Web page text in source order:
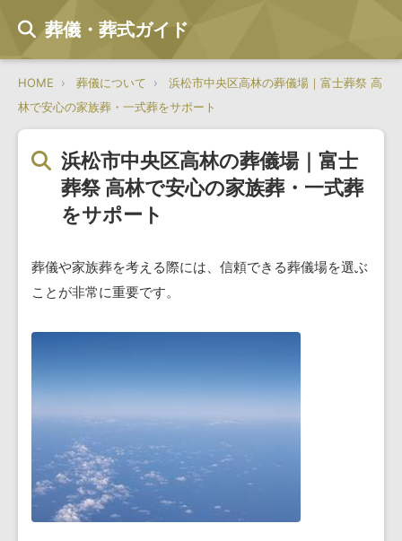
葬儀・葬式ガイド
HOME 葬儀について
浜松市中央区高林の葬儀場｜富士葬祭 高
林で安心の家族葬・一式葬をサポート
浜松市中央区高林の葬儀場｜富士
葬祭 高林で安心の家族葬・一式葬
をサポート
葬儀や家族葬を考える際には、信頼できる葬儀場を選ぶ
ことが非常に重要です。